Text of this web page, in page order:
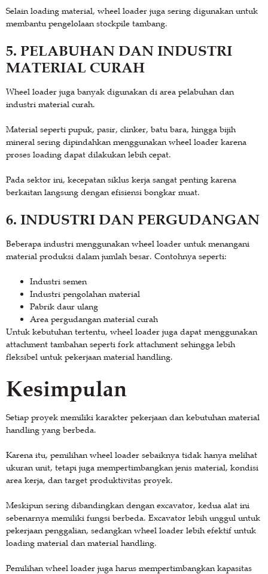
Selain loading material, wheel loader juga sering digunakan untuk
membantu pengelolaan stockpile tambang.
5. PELABUHAN DAN INDUSTRI
MATERIAL CURAH
Wheel loader juga banyak digunakan di area pelabuhan dan
industri material curah.
Material seperti pupuk, pasir, clinker, batu bara, hingga bijih
mineral sering dipindahkan menggunakan wheel loader karena
proses loading dapat dilakukan lebih cepat.
Pada sektor ini, kecepatan siklus kerja sangat penting karena
berkaitan langsung dengan efisiensi bongkar muat.
6. INDUSTRI DAN PERGUDANGAN
Beberapa industri menggunakan wheel loader untuk menangani
material produksi dalam jumlah besar. Contohnya seperti:
Industri semen
Industri pengolahan material
Pabrik daur ulang
Area pergudangan material curah
Untuk kebutuhan tertentu, wheel loader juga dapat menggunakan
attachment tambahan seperti fork attachment sehingga lebih
fleksibel untuk pekerjaan material handling.
Kesimpulan
Setiap proyek memiliki karakter pekerjaan dan kebutuhan material
handling yang berbeda.
Karena itu, pemilihan wheel loader sebaiknya tidak hanya melihat
ukuran unit, tetapi juga mempertimbangkan jenis material, kondisi
area kerja, dan target produktivitas proyek.
Meskipun sering dibandingkan dengan excavator, kedua alat ini
sebenarnya memiliki fungsi berbeda. Excavator lebih unggul untuk
pekerjaan penggalian, sedangkan wheel loader lebih efektif untuk
loading material dan material handling.
Pemilihan wheel loader juga harus mempertimbangkan kapasitas